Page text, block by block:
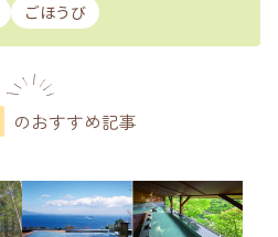
ごほうび
のおすすめ記事